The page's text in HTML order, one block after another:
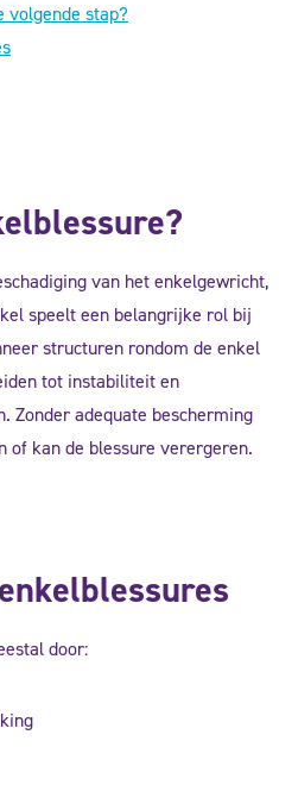
volgende stap?
van het enkelgewricht,
speelt een belangrijke rol bij
structuren rondom de enkel
tot instabiliteit en
Zonder adequate bescherming
of kan de blessure verergeren.
door: